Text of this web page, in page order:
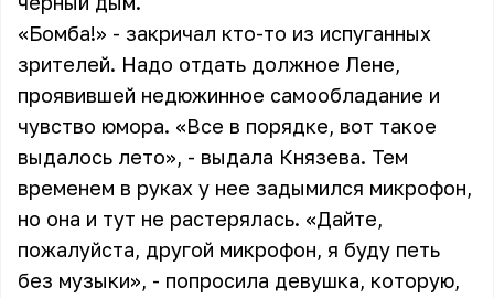
«Бомба!» - закричал кто-то из испуганных
зрителей. Надо отдать должное Лене,
проявившей недюжинное самообладание и
чувство юмора. «Все в порядке, вот такое
выдалось лето», - выдала Князева. Тем
временем в руках у нее задымился микрофон,
но она и тут не растерялась. «Дайте,
пожалуйста, другой микрофон, я буду петь
без музыки», - попросила девушка, которую,